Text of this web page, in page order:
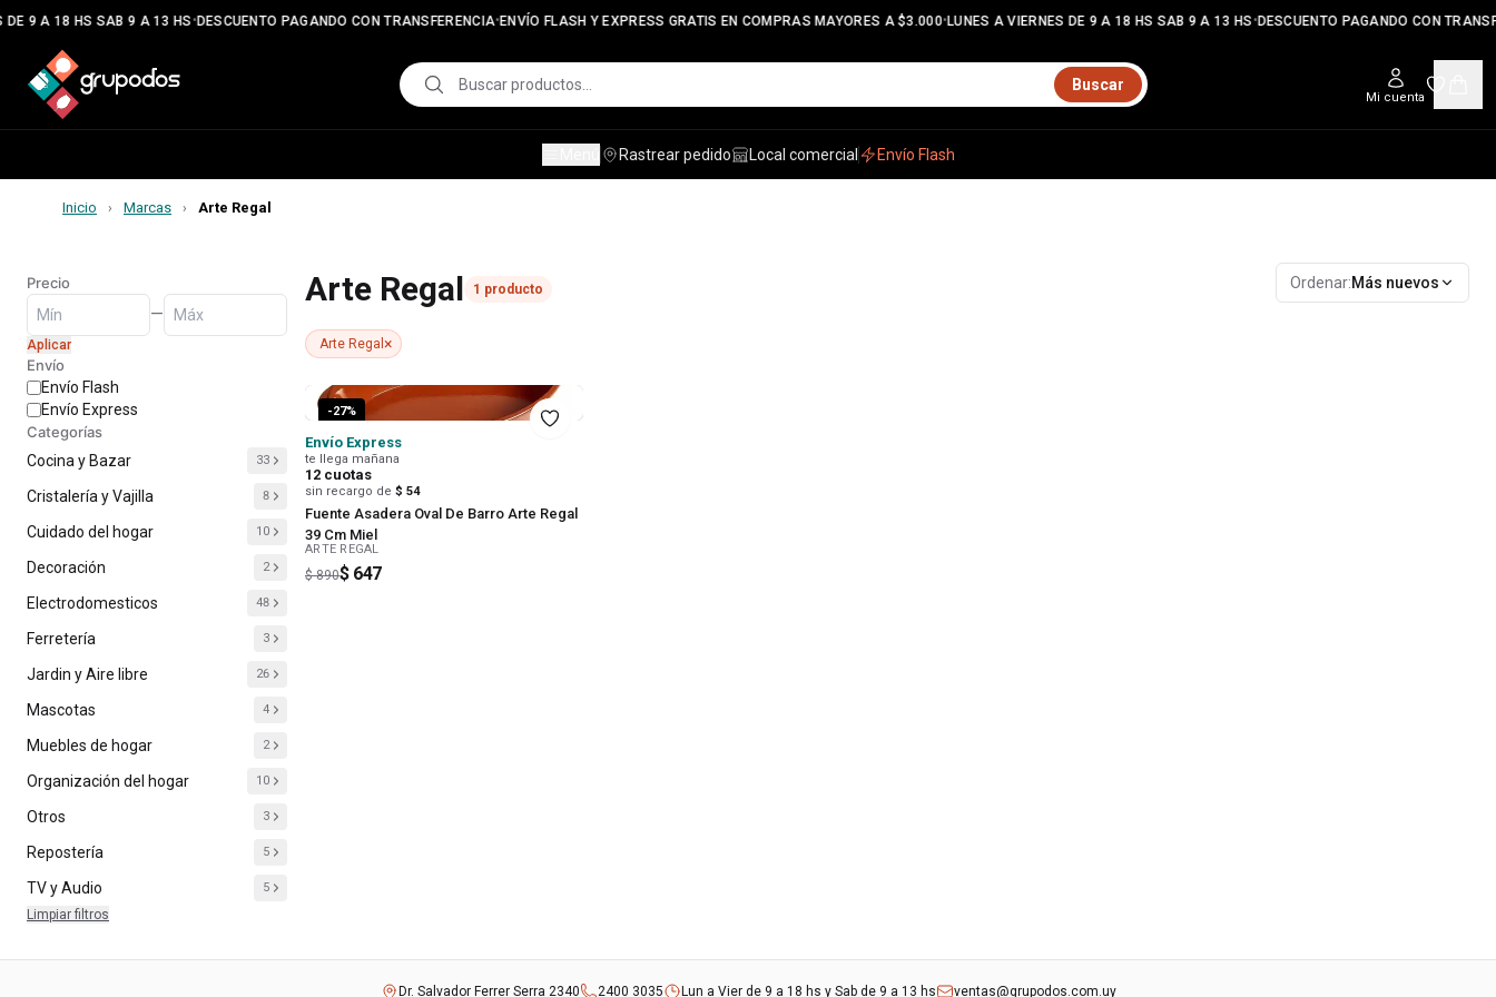
DE 9 A 18 HS SAB 9 A 13 HS•DESCUENTO PAGANDO CON TRANSFERENCIA•ENVÍO FLASH Y EXPRESS GRATIS EN COMPRAS MAYORES A $3.000•LUNES A VIERNES DE 9 A 18 HS SAB 9 A 13 HS•DESCUENTO PAGANDO CON
Buscar
Mi cuenta
Rastrear pedido Local comercial Envío Flash
Inicio › Marcas › Arte Regal
Precio
—
Aplicar
Envío
Envío Flash
Envío Express
Categorías
Cocina y Bazar
33
Cristalería y Vajilla 8
Cuidado del hogar 10
Decoración 2
Electrodomesticos 48
Ferretería 3
Jardin y Aire libre 26
Mascotas 4
Muebles de hogar 2
Organización del hogar 10
Otros 3
Repostería 5
TV y Audio 5
Limpiar filtros
Arte Regal 1 producto Ordenar:Más nuevos
Arte Regal ×
-27%
Envío Express
te llega mañana
12 cuotas
sin recargo de $ 54
Fuente Asadera Oval De Barro Arte Regal
39 Cm Miel
ARTE REGAL
$ 890$ 647
Dr. Salvador Ferrer Serra 2340 2400 3035 Lun a Vier de 9 a 18 hs y Sab de 9 a 13 hs ventas@grupodos.com.uy